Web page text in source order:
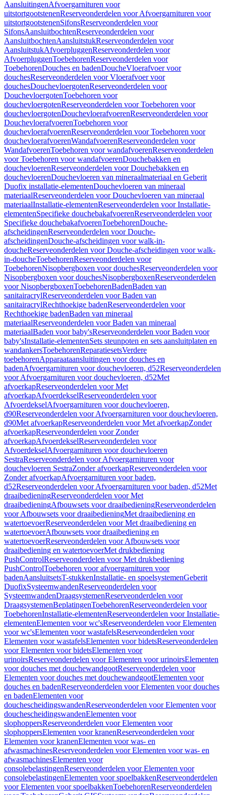
AansluitingenAfvoergarnituren voor
uitstortgootstenenReserveonderdelen voor Afvoergarnituren voor
uitstortgootstenenSifonsReserveonderdelen voor
SifonsAansluitbochtenReserveonderdelen voor
AansluitbochtenAansluitstukReserveonderdelen voor
AansluitstukAfvoerpluggenReserveonderdelen voor
AfvoerpluggenToebehorenReserveonderdelen voor
ToebehorenDouches en badenDoucheVloerafvoer voor
douchesReserveonderdelen voor Vloerafvoer voor
douchesDouchevloergotenReserveonderdelen voor
DouchevloergotenToebehoren voor
douchevloergotenReserveonderdelen voor Toebehoren voor
douchevloergotenDouchevloerafvoerenReserveonderdelen voor
DouchevloerafvoerenToebehoren voor
douchevloerafvoerenReserveonderdelen voor Toebehoren voor
douchevloerafvoerenWandafvoerenReserveonderdelen voor
WandafvoerenToebehoren voor wandafvoerenReserveonderdelen
voor Toebehoren voor wandafvoerenDouchebakken en
douchevloerenReserveonderdelen voor Douchebakken en
douchevloerenDouchevloeren van mineraalmateriaal en Geberit
Duofix installatie-elementenDouchevloeren van mineraal
materiaalReserveonderdelen voor Douchevloeren van mineraal
materiaalInstallatie-elementenReserveonderdelen voor Installatie-
elementenSpecifieke douchebakafvoerenReserveonderdelen voor
Specifieke douchebakafvoerenToebehorenDouche-
afscheidingenReserveonderdelen voor Douche-
afscheidingenDouche-afscheidingen voor walk-in-
doucheReserveonderdelen voor Douche-afscheidingen voor walk-
in-doucheToebehorenReserveonderdelen voor
ToebehorenNisopbergboxen voor douchesReserveonderdelen voor
Nisopbergboxen voor douchesNisopbergboxenReserveonderdelen
voor NisopbergboxenToebehorenBadenBaden van
sanitairacrylReserveonderdelen voor Baden van
sanitairacrylRechthoekige badenReserveonderdelen voor
Rechthoekige badenBaden van mineraal
materiaalReserveonderdelen voor Baden van mineraal
materiaalBaden voor baby'sReserveonderdelen voor Baden voor
baby'sInstallatie-elementenSets steunpoten en sets aansluitplaten en
wandankersToebehorenReparatiesetsVerdere
toebehorenApparaataansluitingen voor douches en
badenAfvoergarnituren voor douchevloeren, d52Reserveonderdelen
voor Afvoergarnituren voor douchevloeren, d52Met
afvoerkapReserveonderdelen voor Met
afvoerkapAfvoerdekselReserveonderdelen voor
AfvoerdekselAfvoergarnituren voor douchevloeren,
d90Reserveonderdelen voor Afvoergarnituren voor douchevloeren,
d90Met afvoerkapReserveonderdelen voor Met afvoerkapZonder
afvoerkapReserveonderdelen voor Zonder
afvoerkapAfvoerdekselReserveonderdelen voor
AfvoerdekselAfvoergarnituren voor douchevloeren
SestraReserveonderdelen voor Afvoergarnituren voor
douchevloeren SestraZonder afvoerkapReserveonderdelen voor
Zonder afvoerkapAfvoergarnituren voor baden,
d52Reserveonderdelen voor Afvoergarnituren voor baden, d52Met
draaibedieningReserveonderdelen voor Met
draaibedieningAfbouwsets voor draaibedieningReserveonderdelen
voor Afbouwsets voor draaibedieningMet draaibediening en
watertoevoerReserveonderdelen voor Met draaibediening en
watertoevoerAfbouwsets voor draaibediening en
watertoevoerReserveonderdelen voor Afbouwsets voor
draaibediening en watertoevoerMet drukbediening
PushControlReserveonderdelen voor Met drukbediening
PushControlToebehoren voor afvoergarnituren voor
badenAansluitsetsT-stukkenInstallatie- en spoelsystemenGeberit
DuofixSysteemwandenReserveonderdelen voor
SysteemwandenDraagsystemenReserveonderdelen voor
DraagsystemenBeplatingenToebehorenReserveonderdelen voor
ToebehorenInstallatie-elementenReserveonderdelen voor Installatie-
elementenElementen voor wc'sReserveonderdelen voor Elementen
voor wc'sElementen voor wastafelsReserveonderdelen voor
Elementen voor wastafelsElementen voor bidetsReserveonderdelen
voor Elementen voor bidetsElementen voor
urinoirsReserveonderdelen voor Elementen voor urinoirsElementen
voor douches met douchewandgootReserveonderdelen voor
Elementen voor douches met douchewandgootElementen voor
douches en badenReserveonderdelen voor Elementen voor douches
en badenElementen voor
douchescheidingswandenReserveonderdelen voor Elementen voor
douchescheidingswandenElementen voor
slophoppersReserveonderdelen voor Elementen voor
slophoppersElementen voor kranenReserveonderdelen voor
Elementen voor kranenElementen voor was- en
afwasmachinesReserveonderdelen voor Elementen voor was- en
afwasmachinesElementen voor
consolebelastingenReserveonderdelen voor Elementen voor
consolebelastingenElementen voor spoelbakkenReserveonderdelen
voor Elementen voor spoelbakkenToebehorenReserveonderdelen